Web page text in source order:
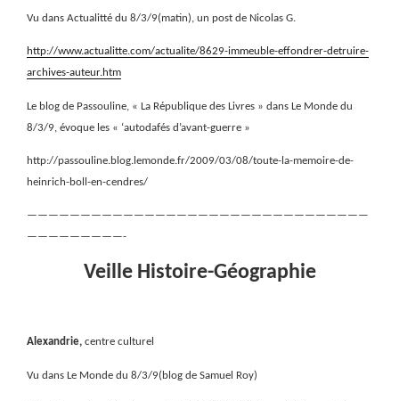
Vu dans Actualitté du 8/3/9(matin), un post de Nicolas G.
http://www.actualitte.com/actualite/8629-immeuble-effondrer-detruire-
archives-auteur.htm
Le blog de Passouline, « La République des Livres » dans Le Monde du
8/3/9, évoque les « ‘autodafés d’avant-guerre »
http://passouline.blog.lemonde.fr/2009/03/08/toute-la-memoire-de-
heinrich-boll-en-cendres/
————————————————————————————————
—————————-
Veille Histoire-Géographie
Alexandrie, centre culturel
Vu dans Le Monde du 8/3/9(blog de Samuel Roy)